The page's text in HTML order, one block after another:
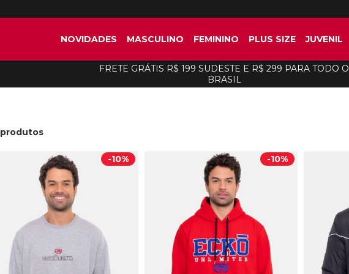
NOVIDADES MASCULINO FEMININO PLUS SIZE JUVENIL
FRETE GRÁTIS R$ 199 SUDESTE E R$ 299 PARA TODO O
BRASIL
produtos
-10% -10%